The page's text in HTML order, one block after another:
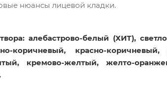
нюансы лицевой кладки.
алебастрово-белый (ХИТ),
коричневый, красно-коричневый,
кремово-желтый, желто-